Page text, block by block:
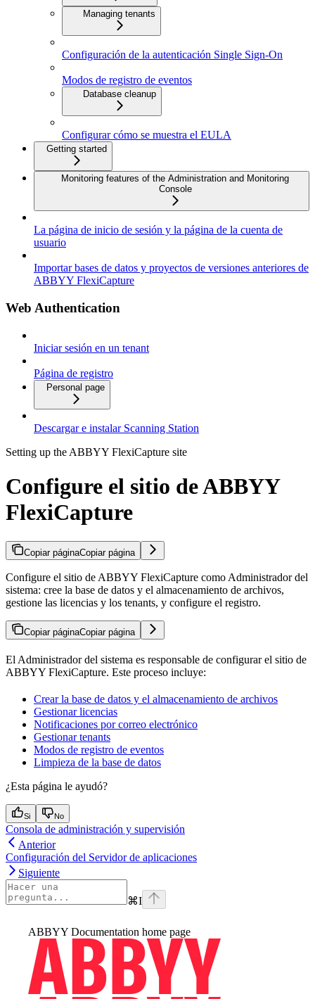
Managing tenants
Configuración de la autenticación Single Sign-On
Modos de registro de eventos
Database cleanup
Configurar cómo se muestra el EULA
Getting started
Monitoring features of the Administration and Monitoring
Console
La página de inicio de sesión y la página de la cuenta de
usuario
Importar bases de datos y proyectos de versiones anteriores de
ABBYY FlexiCapture
Web Authentication
Iniciar sesión en un tenant
Página de registro
Personal page
Descargar e instalar Scanning Station
Setting up the ABBYY FlexiCapture site
Configure el sitio de ABBYY
FlexiCapture
Copiar páginaCopiar página
Configure el sitio de ABBYY FlexiCapture como Administrador del
sistema: cree la base de datos y el almacenamiento de archivos,
gestione las licencias y los tenants, y configure el registro.
Copiar páginaCopiar página
El Administrador del sistema es responsable de configurar el sitio de
ABBYY FlexiCapture. Este proceso incluye:
Crear la base de datos y el almacenamiento de archivos
Gestionar licencias
Notificaciones por correo electrónico
Gestionar tenants
Modos de registro de eventos
Limpieza de la base de datos
¿Esta página le ayudó?
Si No
Consola de administración y supervisión
Anterior
Configuración del Servidor de aplicaciones
Siguiente
⌘I
ABBYY Documentation home page